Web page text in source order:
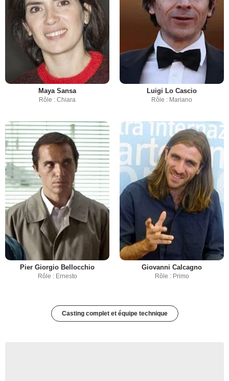
Maya Sansa
Rôle : Chiara
Luigi Lo Cascio
Rôle : Mariano
Pier Giorgio Bellocchio
Rôle : Ernesto
Giovanni Calcagno
Rôle : Primo
Casting complet et équipe technique